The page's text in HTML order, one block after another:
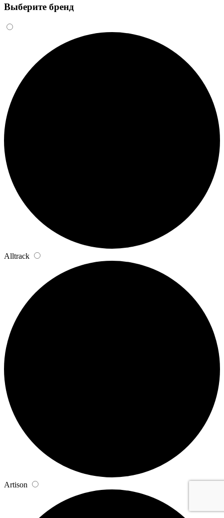
Выберите бренд
Alltrack
Artison